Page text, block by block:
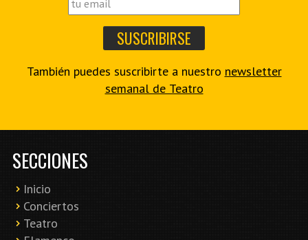
También puedes suscribirte a nuestro newsletter
semanal de Teatro
SECCIONES
Inicio
Conciertos
Teatro